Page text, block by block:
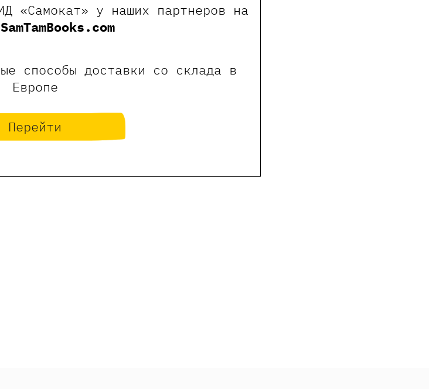
«Самокат» у наших партнеров на
SamTamBooks.com
способы доставки со склада в
Европе
Перейти